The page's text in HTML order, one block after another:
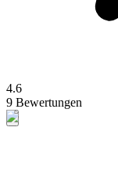
4.6
9 Bewertungen